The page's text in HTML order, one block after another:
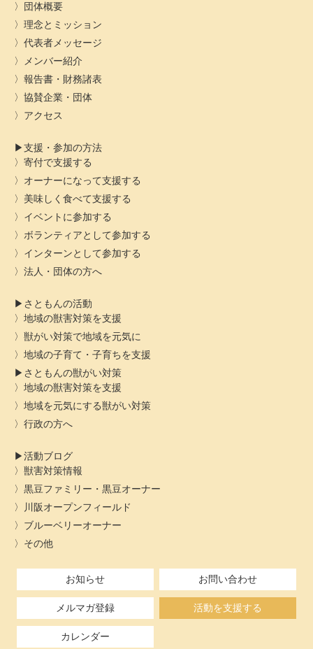
団体概要
理念とミッション
代表者メッセージ
メンバー紹介
報告書・財務諸表
協賛企業・団体
アクセス
支援・参加の方法
寄付で支援する
オーナーになって支援する
美味しく食べて支援する
イベントに参加する
ボランティアとして参加する
インターンとして参加する
法人・団体の方へ
さともんの活動
地域の獣害対策を支援
獣がい対策で地域を元気に
地域の子育て・子育ちを支援
さともんの獣がい対策
地域の獣害対策を支援
地域を元気にする獣がい対策
行政の方へ
活動ブログ
獣害対策情報
黒豆ファミリー・黒豆オーナー
川阪オープンフィールド
ブルーベリーオーナー
その他
お知らせ お問い合わせ
メルマガ登録 活動を支援する
カレンダー